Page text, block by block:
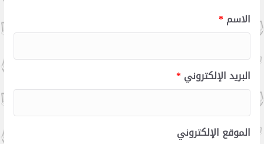
الاسم*
البريد الإلكتروني*
الموقع الإلكتروني